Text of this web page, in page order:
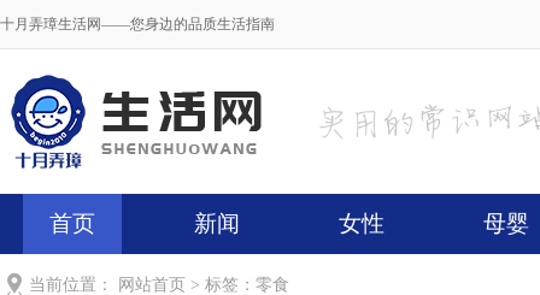
十月弄璋生活网——您身边的品质生活指南
首页 新闻 女性 母婴
当前位置： 网站首页 > 标签：零食